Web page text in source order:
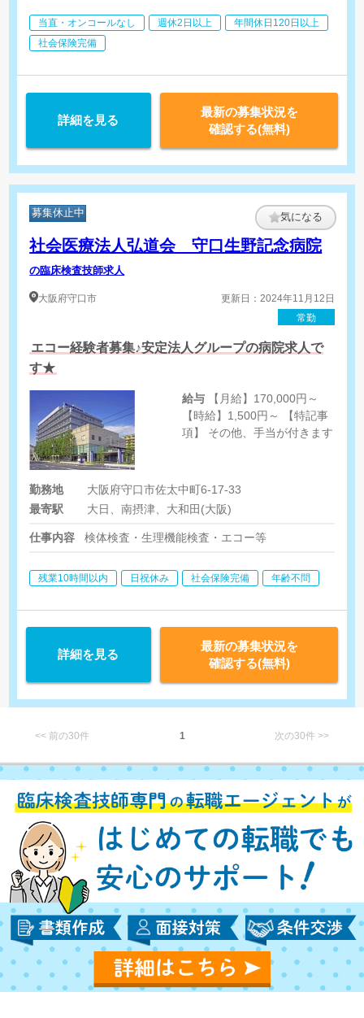
※生理機能検査はありません
・LC/MS/MSを使用し、臨床検体中の薬物濃度測定
・検体の前処理・データの回収など
当直・オンコールなし 週休2日以上
年間休日120日以上
社会保険完備
詳細を見る
最新の募集状況を
確認する(無料)
募集休止中 気になる
社会医療法人弘道会 守口生野記念病院
の臨床検査技師求人
大阪府守口市
更新日：2024年11月12日
常勤
エコー経験者募集♪安定法人グループの病院求人で
す★
給与
【時給】1,500円～ 【特記事
項】 その他、手当が付きます
勤務地
大阪府守口市佐太中町6-17-33
最寄駅
大日、南摂津、大和田(大阪)
仕事内容 検体検査・生理機能検査・エコー等
残業10時間以内 日祝休み 社会保険完備 年齢不問
詳細を見る
最新の募集状況を
確認する(無料)
<< 前の30件 1 次の30件 >>